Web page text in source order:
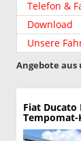
Telefon &
Download
Unsere
Angebote aus
Fiat Ducato
Tempomat-